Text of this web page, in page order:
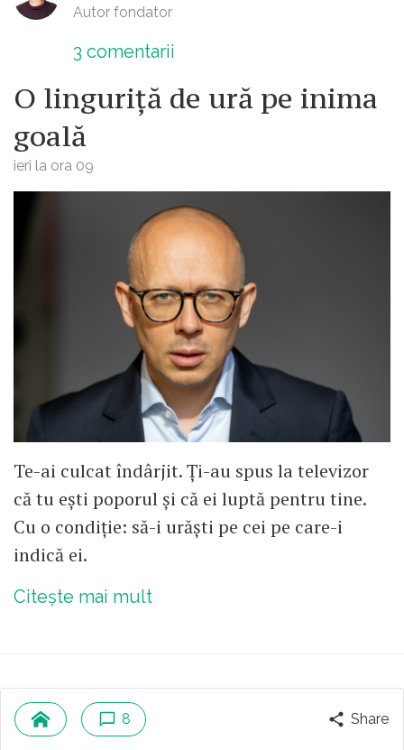
Autor fondator
3 comentarii
O linguriță de ură pe inima
goală
ieri la ora 09
Te-ai culcat îndârjit. Ți-au spus la televizor
că tu ești poporul și că ei luptă pentru tine.
Cu o condiție: să-i urăști pe cei pe care-i
indică ei.
Citește mai mult
Vlad Craioveanu
Contributor
8 Share